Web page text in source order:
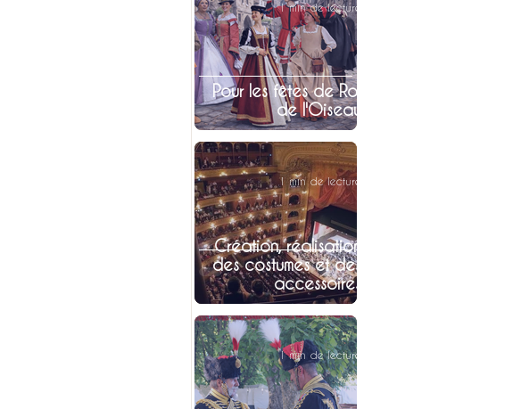
Pour les fêtes de Roi
de l'Oiseau
1 min de lecture
Création, réalisation
des costumes et des
accessoires
1 min de lecture
1 min de lecture